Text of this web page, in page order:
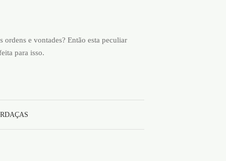
ordens e vontades? Então esta peculiar
para isso.